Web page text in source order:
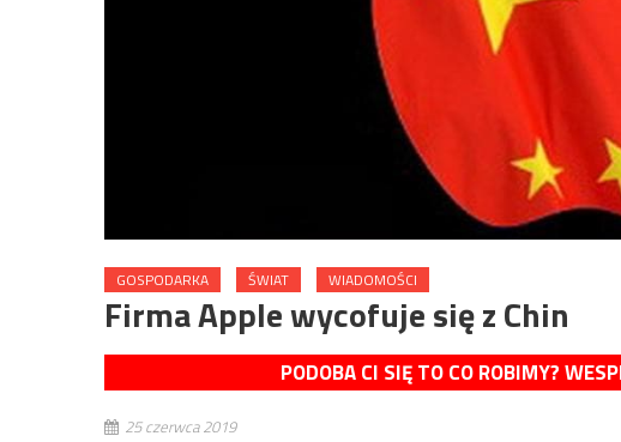
GOSPODARKA ŚWIAT WIADOMOŚCI
Firma Apple wycofuje się z Chin
PODOBA CI SIĘ TO CO ROBIMY?
25 czerwca 2019